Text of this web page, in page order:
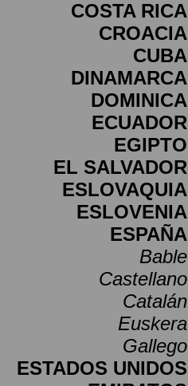
COSTA RICA
CROACIA
CUBA
DINAMARCA
DOMINICA
ECUADOR
EGIPTO
EL SALVADOR
ESLOVAQUIA
ESLOVENIA
ESPAÑA
Bable
Castellano
Catalán
Euskera
Gallego
ESTADOS UNIDOS